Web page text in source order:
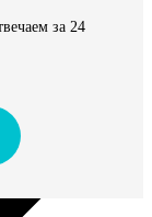
за 24